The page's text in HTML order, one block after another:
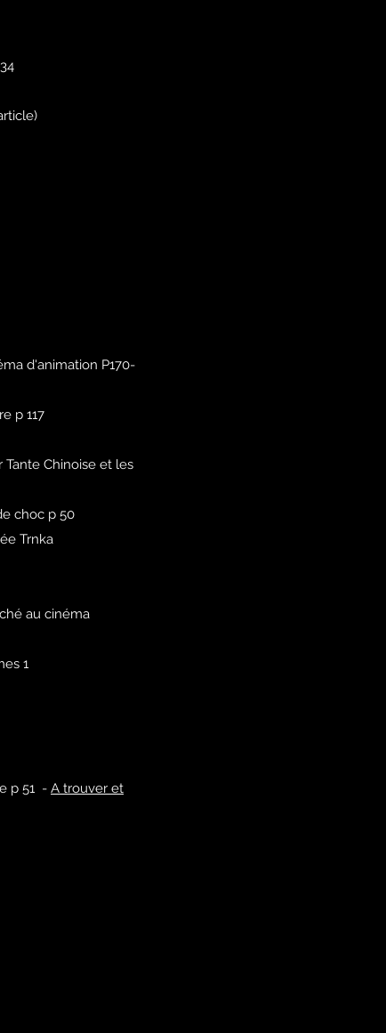
d'animation P170-
p 117
Tante Chinoise et les
choc p 50
Trnka
au cinéma
1
p 51 - A trouver et